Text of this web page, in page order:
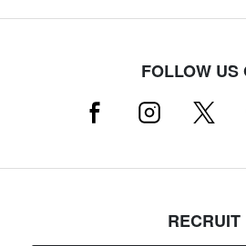
FOLLOW US
RECRUIT